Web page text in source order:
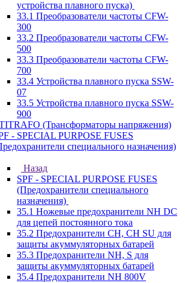
устройства плавного пуска)
33.1 Преобразователи частоты CFW-
300
33.2 Преобразователи частоты CFW-
500
33.3 Преобразователи частоты CFW-
700
33.4 Устройства плавного пуска SSW-
07
33.5 Устройства плавного пуска SSW-
900
(Трансформаторы напряжения)
- SPECIAL PURPOSE FUSES
специального назначения)
Назад
SPF - SPECIAL PURPOSE FUSES
(Предохранители специального
назначения)
35.1 Ножевые предохранители NH DC
для цепей постоянного тока
35.2 Предохранители CH, CH SU для
защиты акуммуляторных батарей
35.3 Предохранители NH, S для
защиты акуммуляторных батарей
35.4 Предохранители NH 800V